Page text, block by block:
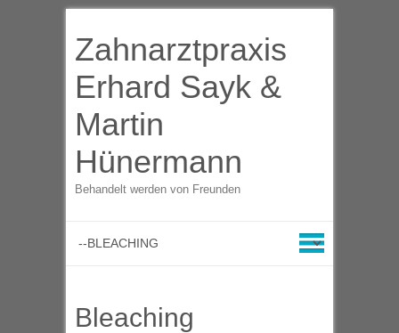
Zahnarztpraxis
Erhard Sayk &
Martin
Hünermann
Behandelt werden von Freunden
Bleaching